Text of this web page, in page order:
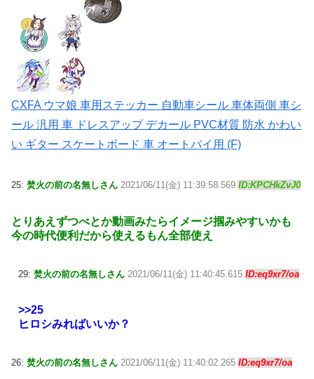
CXFA ウマ娘 車用ステッカー 自動車シール 車体両側 車シ
ール 汎用 車 ドレスアップ デカール PVC材質 防水 かわい
い ギター スケートボード 車 オートバイ用 (F)
25: 焚火の前の名無しさん 2021/06/11(金) 11:39:58.569 ID:KPCHkZvJ0
とりあえずつべとか動画みたらイメージ掴みやすいかも
今の時代便利だから使えるもん全部使え
29: 焚火の前の名無しさん 2021/06/11(金) 11:40:45.615 ID:eq9xr7/oa
>>25
ヒロシみればいいか？
26: 焚火の前の名無しさん 2021/06/11(金) 11:40:02.265 ID:eq9xr7/oa